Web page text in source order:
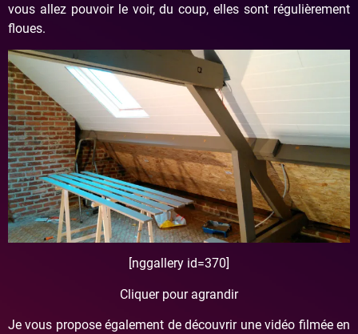
vous allez pouvoir le voir, du coup, elles sont régulièrement
floues.
[nggallery id=370]
Cliquer pour agrandir
Je vous propose également de découvrir une vidéo filmée en